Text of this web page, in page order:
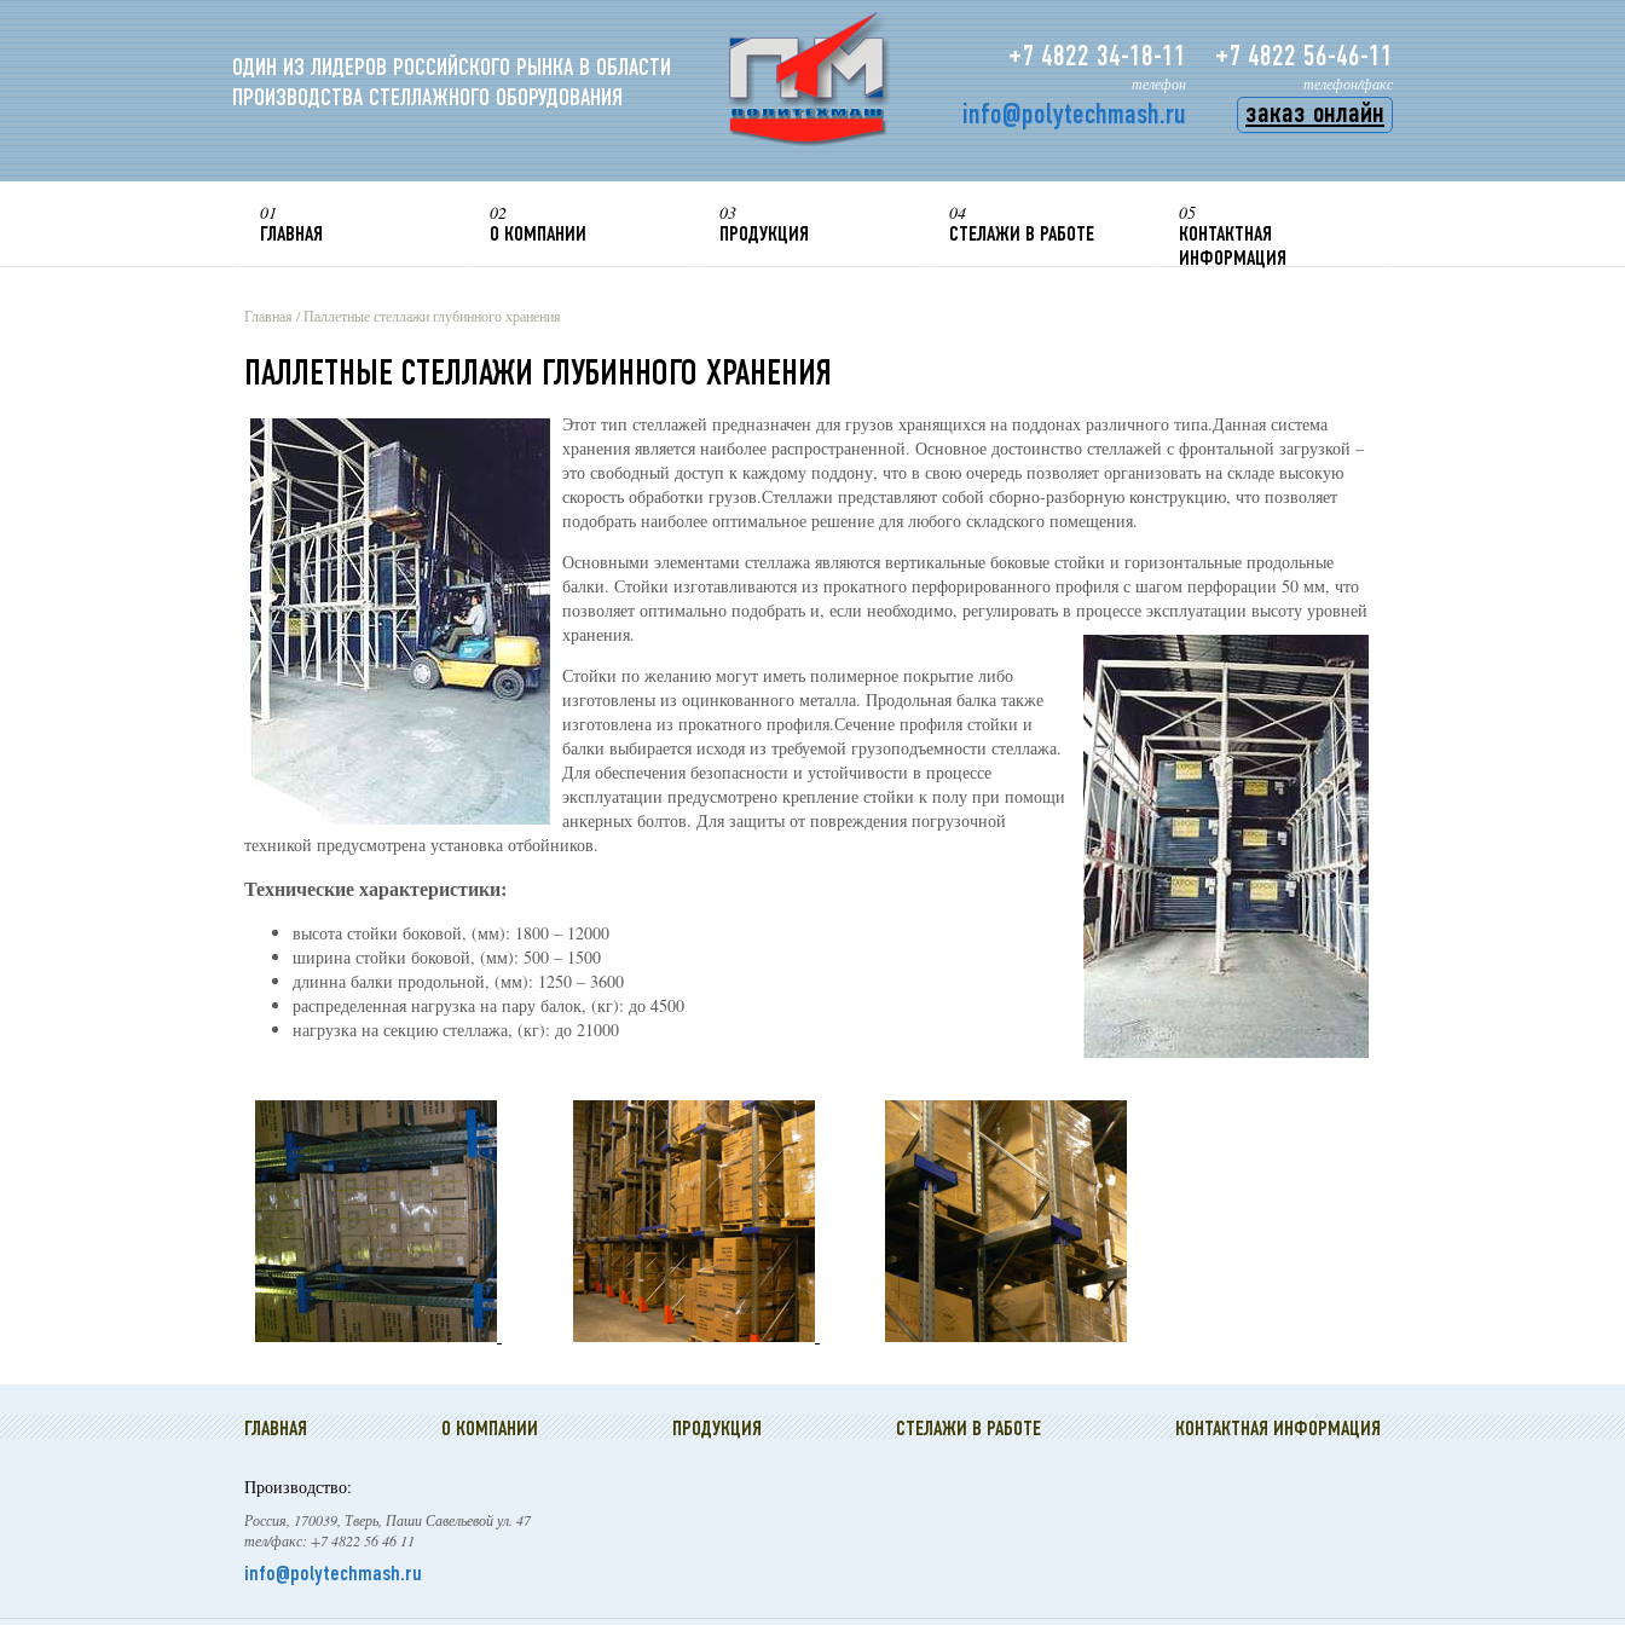
ОДИН ИЗ ЛИДЕРОВ РОССИЙСКОГО РЫНКА В ОБЛАСТИ
ПРОИЗВОДСТВА СТЕЛЛАЖНОГО ОБОРУДОВАНИЯ
+7 4822 34-18-11
телефон
info@polytechmash.ru
+7 4822 56-46-11
телефон/факс
заказ онлайн
01
ГЛАВНАЯ
02
О КОМПАНИИ
03
ПРОДУКЦИЯ
04
СТЕЛАЖИ В РАБОТЕ
05
КОНТАКТНАЯ
ИНФОРМАЦИЯ
Главная / Паллетные стеллажи глубинного хранения
ПАЛЛЕТНЫЕ СТЕЛЛАЖИ ГЛУБИННОГО ХРАНЕНИЯ
Этот тип стеллажей предназначен для грузов хранящихся на поддонах различного типа.Данная система
хранения является наиболее распространенной. Основное достоинство стеллажей с фронтальной загрузкой –
это свободный доступ к каждому поддону, что в свою очередь позволяет организовать на складе высокую
скорость обработки грузов.Стеллажи представляют собой сборно-разборную конструкцию, что позволяет
подобрать наиболее оптимальное решение для любого складского помещения.
Основными элементами стеллажа являются вертикальные боковые стойки и горизонтальные продольные
балки. Стойки изготавливаются из прокатного перфорированного профиля с шагом перфорации 50 мм, что
позволяет оптимально подобрать и, если необходимо, регулировать в процессе эксплуатации высоту уровней
хранения.
Стойки по желанию могут иметь полимерное покрытие либо
изготовлены из оцинкованного металла. Продольная балка также
изготовлена из прокатного профиля.Сечение профиля стойки и
балки выбирается исходя из требуемой грузоподъемности стеллажа.
Для обеспечения безопасности и устойчивости в процессе
эксплуатации предусмотрено крепление стойки к полу при помощи
анкерных болтов. Для защиты от повреждения погрузочной
техникой предусмотрена установка отбойников.
Технические характеристики:
высота стойки боковой, (мм): 1800 – 12000
ширина стойки боковой, (мм): 500 – 1500
длинна балки продольной, (мм): 1250 – 3600
распределенная нагрузка на пару балок, (кг): до 4500
нагрузка на секцию стеллажа, (кг): до 21000
ГЛАВНАЯ О КОМПАНИИ ПРОДУКЦИЯ СТЕЛАЖИ В РАБОТЕ КОНТАКТНАЯ ИНФОРМАЦИЯ
Производство:
Россия, 170039, Тверь, Паши Савельевой ул. 47
тел/факс: +7 4822 56 46 11
info@polytechmash.ru